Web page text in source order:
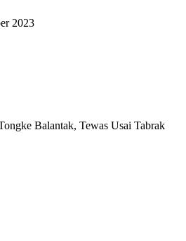
2023
Balantak, Tewas Usai Tabrak